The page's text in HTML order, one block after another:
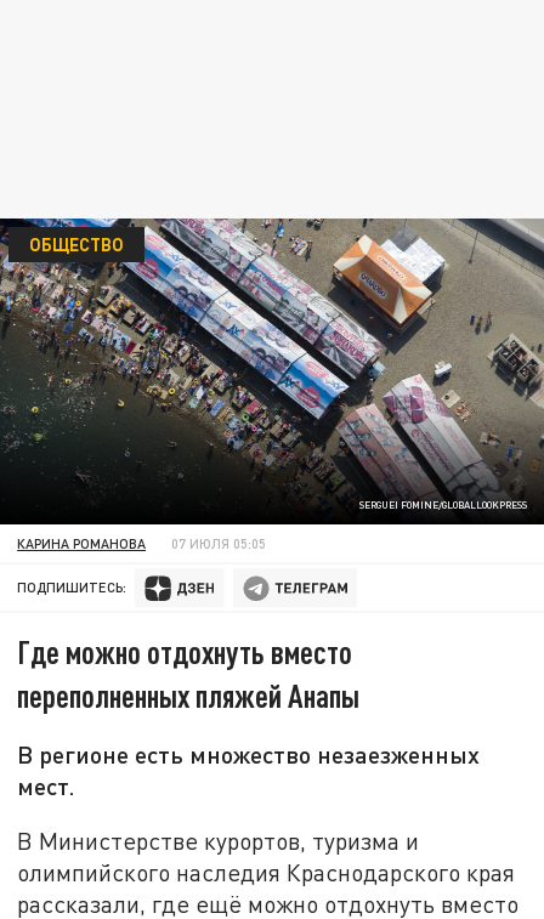
SERGUEI FOMINE/GLOBALLOOKPRESS
ОБЩЕСТВО
КАРИНА РОМАНОВА 07 ИЮЛЯ 05:05
ПОДПИШИТЕСЬ:
Где можно отдохнуть вместо
переполненных пляжей Анапы
В регионе есть множество незаезженных
мест.
В Министерстве курортов, туризма и
олимпийского наследия Краснодарского края
рассказали, где ещё можно отдохнуть вместо